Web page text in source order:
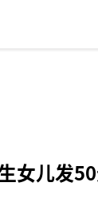
女儿发